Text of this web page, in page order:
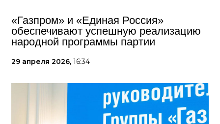
«Газпром» и «Единая Россия»
обеспечивают успешную реализацию
народной программы партии
29 апреля 2026, 16:34